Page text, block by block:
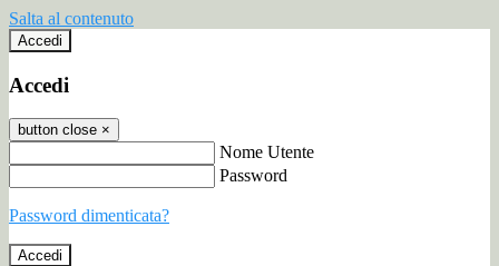
Salta al contenuto
Accedi
Accedi
button close ×
Nome Utente
Password
Password dimenticata?